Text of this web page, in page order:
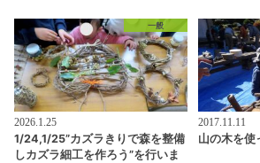
一般
2026.1.25
1/24,1/25”カズラきりで森を整備
しカズラ細工を作ろう”を行いま
2017.11.11
山の木を使